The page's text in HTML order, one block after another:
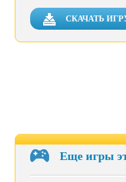
СКАЧАТЬ
Еще игры